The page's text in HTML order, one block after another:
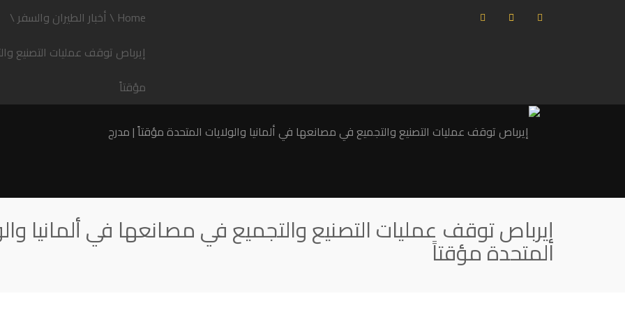
Home
\ أخبار الطيران والسفر\
إيرباص توقف عمليات التصنيع
مؤقتاً
إيرباص توقف عمليات التصنيع والتجميع في مصانعها في ألمانيا
المتحدة مؤقتاً